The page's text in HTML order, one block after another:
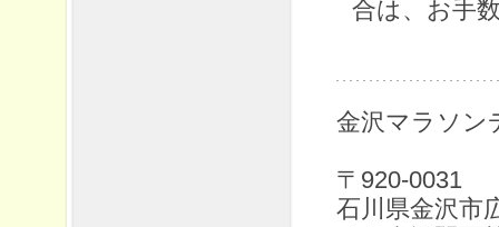
合は、お手
金沢マラソン
〒920-0031
石川県金沢市